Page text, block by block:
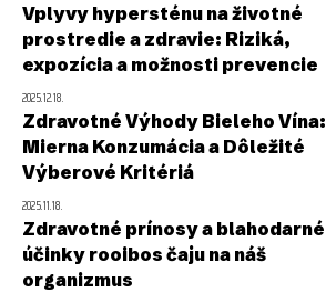
Vplyvy hypersténu na životné
prostredie a zdravie: Riziká,
expozícia a možnosti prevencie
2025.12.18.
Zdravotné Výhody Bieleho Vína:
Mierna Konzumácia a Dôležité
Výberové Kritériá
2025.11.18.
Zdravotné prínosy a blahodarné
účinky rooibos čaju na náš
organizmus